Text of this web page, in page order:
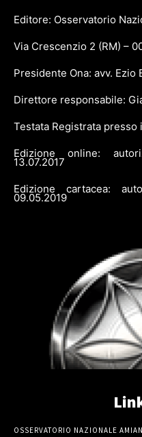
Editore: Osservatorio
Via Crescenzio 2 (RM) –
Presidente Ona: avv. Ezio
Direttore responsabile:
Testata Registrata presso
Edizione online:
13.07.2017
Edizione cartacea:
09.05.2019
OSSERVATORIO NAZIONALE